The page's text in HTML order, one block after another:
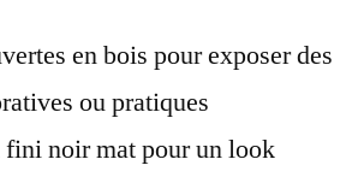
en bois pour exposer des
ou pratiques
fini noir mat pour un look